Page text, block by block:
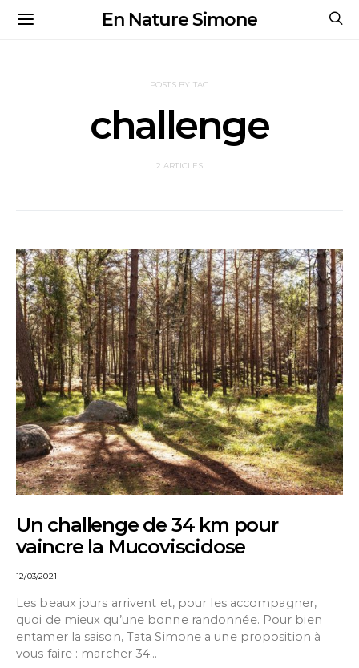
En Nature Simone
POSTS BY TAG
challenge
2 ARTICLES
Un challenge de 34 km pour
vaincre la Mucoviscidose
12/03/2021
Les beaux jours arrivent et, pour les accompagner,
quoi de mieux qu’une bonne randonnée. Pour bien
entamer la saison, Tata Simone a une proposition à
vous faire : marcher 34…